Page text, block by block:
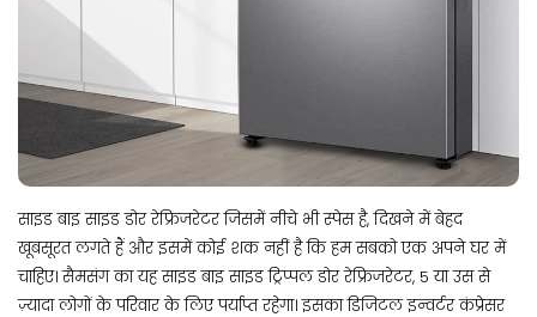
साइड बाइ साइड डोर रेफ्रिजरेटर जिसमें नीचे भी स्पेस है, दिखने में बेहद
खूबसूरत लगते हैं और इसमें कोई शक नहीं है कि हम सबको एक अपने घर में
चाहिए। सैमसंग का यह साइड बाइ साइड ट्रिप्पल डोर रेफ्रिजरेटर, 5 या उस से
ज़्यादा लोगों के परिवार के लिए पर्याप्त रहेगा। इसका डिजिटल इन्वर्टर कंप्रेसर